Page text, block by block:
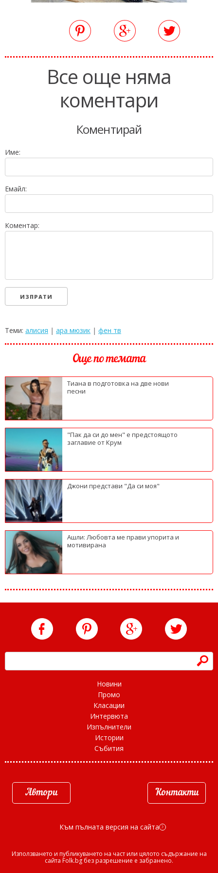
Все още няма
коментари
Коментирай
Име:
Емайл:
Коментар:
Теми: алисия | ара мюзик | фен тв
Още по темата
Тиана в подготовка на две нови
песни
"Пак да си до мен" е предстоящото
заглавие от Крум
Джони представи "Да си моя"
Ашли: Любовта ме прави упорита и
мотивирана
h
Новини
Промо
Класации
Интервюта
Изпълнители
Истории
Събития
Автори Контакти
Към пълната версия на сайта d
Използването и публикуването на част или цялото съдържание на
сайта Folk.bg без разрешение е забранено.